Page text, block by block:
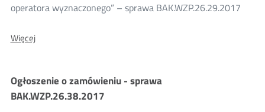
operatora wyznaczonego” – sprawa BAK.WZP.26.29.2017
WięcejO:
postępowania
-
sprawa
Ogłoszenie o zamówieniu - sprawa
BAK.WZP.26.38.2017